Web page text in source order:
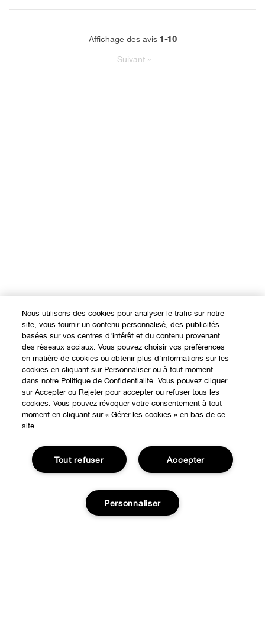
Affichage des avis 1-10
Suivant »
EXPÉRIENCE EN LIGNE
Programme de Fidélité
Consultation en ligne
À PROPOS
Suivre ma commande
Nous utilisons des cookies pour analyser le trafic sur notre
site, vous fournir un contenu personnalisé, des publicités
basées sur vos centres d'intérêt et du contenu provenant
des réseaux sociaux. Vous pouvez choisir vos préférences
en matière de cookies ou obtenir plus d'informations sur les
cookies en cliquant sur Personnaliser ou à tout moment
dans notre Politique de Confidentialité. Vous pouvez cliquer
sur Accepter ou Rejeter pour accepter ou refuser tous les
cookies. Vous pouvez révoquer votre consentement à tout
moment en cliquant sur « Gérer les cookies » en bas de ce
site.
Accepter
Tout refuser
Personnaliser